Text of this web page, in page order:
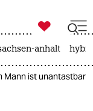

taz zahl ich
anhalt
Mann ist unantastbar